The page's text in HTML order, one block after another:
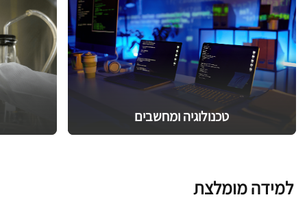
טכנולוגיה ומחשבים
למידה מומלצת